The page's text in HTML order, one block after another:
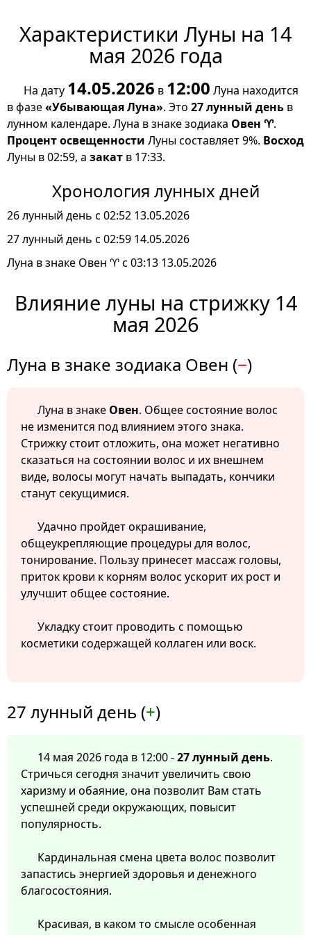
Характеристики Луны на 14
мая 2026 года
На дату 14.05.2026 в 12:00 Луна находится
в фазе«Убывающая Луна». Это 27 лунный день в
лунном календаре. Луна в знаке зодиака Овен ♈.
Процент освещенности Луны составляет 9%. Восход
Луны в 02:59, а закат в 17:33.
Хронология лунных дней
26 лунный день с 02:52 13.05.2026
27 лунный день с 02:59 14.05.2026
Луна в знаке Овен ♈ с 03:13 13.05.2026
Влияние луны на стрижку 14
мая 2026
Луна в знаке зодиака Овен (−)
Луна в знаке Овен. Общее состояние волос
не изменится под влиянием этого знака.
Стрижку стоит отложить, она может негативно
сказаться на состоянии волос и их внешнем
виде, волосы могут начать выпадать, кончики
станут секущимися.
Удачно пройдет окрашивание,
общеукрепляющие процедуры для волос,
тонирование. Пользу принесет массаж головы,
приток крови к корням волос ускорит их рост и
улучшит общее состояние.
Укладку стоит проводить с помощью
косметики содержащей коллаген или воск.
27 лунный день (+)
14 мая 2026 года в 12:00 -27 лунный день.
Стричься сегодня значит увеличить свою
харизму и обаяние, она позволит Вам стать
успешней среди окружающих, повысит
популярность.
Кардинальная смена цвета волос позволит
запастись энергией здоровья и денежного
благосостояния.
Красивая, в каком то смысле особенная